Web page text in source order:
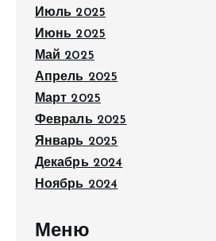
Июль 2025
Июнь 2025
Май 2025
Апрель 2025
Март 2025
Февраль 2025
Январь 2025
Декабрь 2024
Ноябрь 2024
Меню